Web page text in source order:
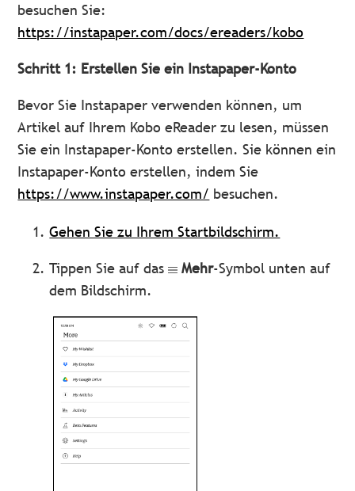
besuchen Sie:
https://instapaper.com/docs/ereaders/kobo
Schritt 1: Erstellen Sie ein Instapaper-Konto
Bevor Sie Instapaper verwenden können, um
Artikel auf Ihrem Kobo eReader zu lesen, müssen
Sie ein Instapaper-Konto erstellen. Sie können ein
Instapaper-Konto erstellen, indem Sie
https://www.instapaper.com/ besuchen.
Gehen Sie zu Ihrem Startbildschirm.
Tippen Sie auf das
Mehr-Symbol unten auf
dem Bildschirm.